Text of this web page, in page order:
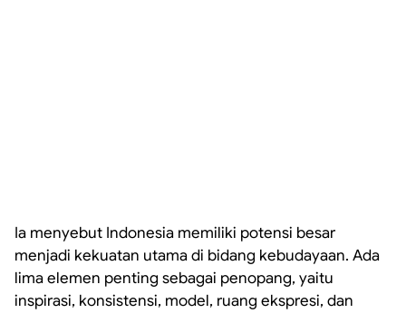
Ia menyebut Indonesia memiliki potensi besar
menjadi kekuatan utama di bidang kebudayaan. Ada
lima elemen penting sebagai penopang, yaitu
inspirasi, konsistensi, model, ruang ekspresi, dan